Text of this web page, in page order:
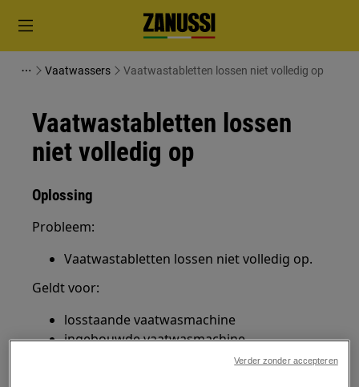
Vaatwassers Vaatwastabletten lossen niet volledig op
Vaatwastabletten lossen
niet volledig op
Oplossing
Probleem:
Vaatwastabletten lossen niet volledig op.
Geldt voor:
losstaande vaatwasmachine
ingebouwde vaatwasmachine
Verder zonder accepteren